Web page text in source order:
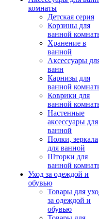
комнаты
Детская серия
Корзины для
ванной
Хранение в
ванной
Аксессуары
ванн
Карнизы для
ванной
Коврики для
ванной
Настенные
аксессуары для
ванной
Полки, зеркала
для ванной
Шторки для
ванной
Уход за одеждой и
обувью
Товары для
за одеждой и
обувью